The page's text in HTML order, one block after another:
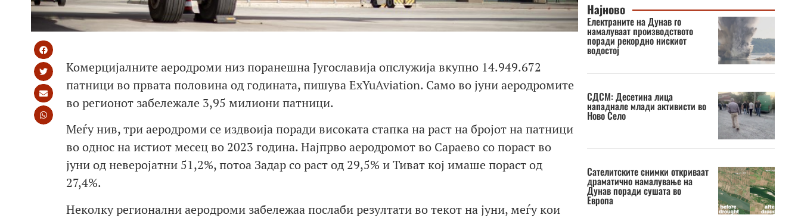
Комерцијалните аеродроми низ поранешна Југославија опслужија вкупно 14.949.672
патници во првата половина од годината, пишува ExYuAviation. Само во јуни аеродромите
во регионот забележале 3,95 милиони патници.
Меѓу нив, три аеродроми се издвоија поради високата стапка на раст на бројот на патници
во однос на истиот месец во 2023 година. Најпрво аеродромот во Сараево со пораст во
јуни од неверојатни 51,2%, потоа Задар со раст од 29,5% и Тиват кој имаше пораст од
27,4%.
Неколку регионални аеродроми забележаа послаби резултати во текот на јуни, меѓу кои
Најново
Електраните на Дунав го
намалуваат производството
поради рекордно нискиот
водостој
СДСМ: Десетина лица
нападнале млади активисти во
Ново Село
Сателитските снимки откриваат
драматично намалување на
Дунав поради сушата во
Европа